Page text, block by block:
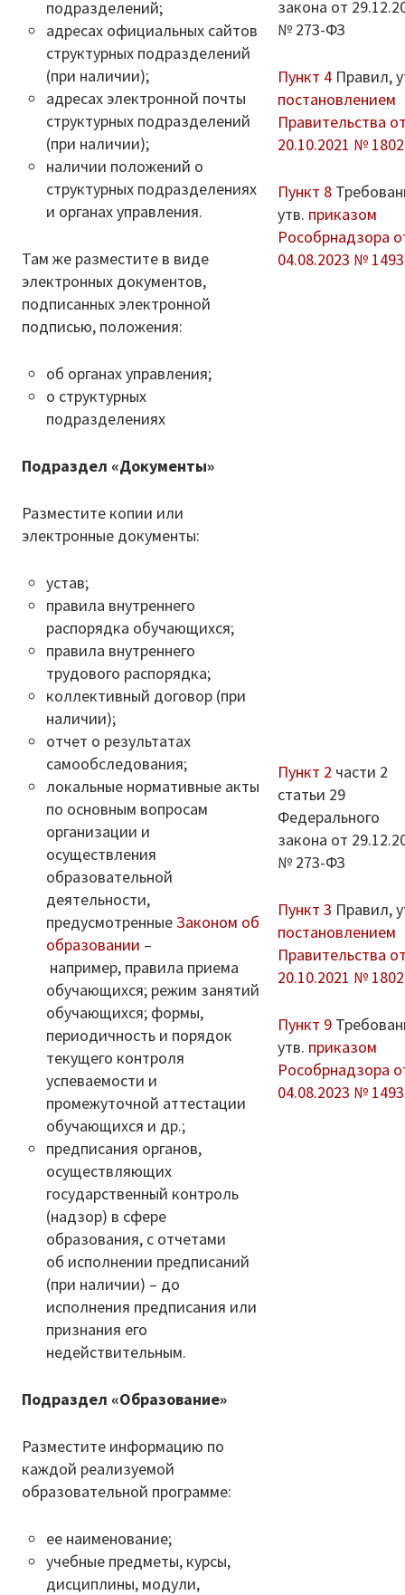
Каталог художественной литературы
В помощь библиотекарю
Справки по проверкам
План мероприятий
Методические рекомендации
Контакты
Для сведения
подразделений;
адресах официальных сайтов
структурных подразделений
(при наличии);
адресах электронной почты
структурных подразделений
(при наличии);
наличии положений о
структурных подразделениях
и органах управления.
Там же разместите в виде
электронных документов,
подписанных электронной
подписью, положения:
об органах управления;
о структурных
подразделениях
закона от
№ 273-ФЗ
Пункт 4 Правил,
постановлением
Правительства
20.10.2021 № 1802
Пункт 8
утв. приказом
Рособрнадзора
04.08.2023 № 1493
Подраздел «Документы»
Разместите копии или
электронные документы:
устав;
правила внутреннего
распорядка обучающихся;
правила внутреннего
трудового распорядка;
коллективный договор (при
наличии);
отчет о результатах
самообследования;
локальные нормативные акты
по основным вопросам
организации и
осуществления
образовательной
деятельности,
предусмотренныеЗаконом об
образовании –
например, правила приема
обучающихся; режим занятий
обучающихся; формы,
периодичность и порядок
текущего контроля
успеваемости и
промежуточной аттестации
обучающихся и др.;
предписания органов,
осуществляющих
государственный контроль
(надзор) в сфере
образования, с отчетами
об исполнении предписаний
(при наличии) – до
исполнения предписания или
признания его
недействительным.
Пункт 2 части 2
статьи 29
Федерального
закона от
№ 273-ФЗ
Пункт 3 Правил,
постановлением
Правительства
20.10.2021 № 1802
Пункт 9
утв. приказом
Рособрнадзора
04.08.2023 № 1493
Подраздел «Образование»
Разместите информацию по
каждой реализуемой
образовательной программе:
ее наименование;
учебные предметы, курсы,
дисциплины, модули,